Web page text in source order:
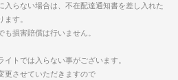
入らない場合は、不在配達通知書を差し入れた
ます。
損害賠償は行いません。
トでは入らない事がございます。
更させていただきますので